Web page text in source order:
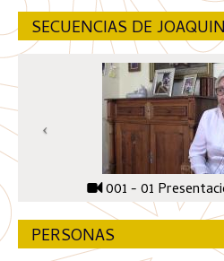
SECUENCIAS DE
001 - 01
PERSONAS